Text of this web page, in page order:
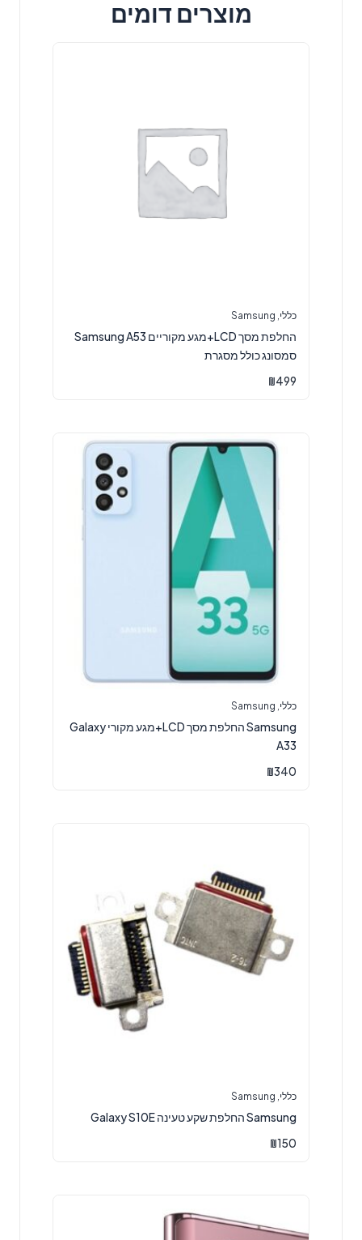
מוצרים דומים
כללי Samsung
החלפת מסך LCD+מגע מקוריים Samsung A53
סמסונג כולל מסגרת
₪499
כללי Samsung
Samsung החלפת מסך LCD+מגע מקורי Galaxy
A33
₪340
כללי Samsung
Samsung החלפת שקע טעינה Galaxy S10E
₪150